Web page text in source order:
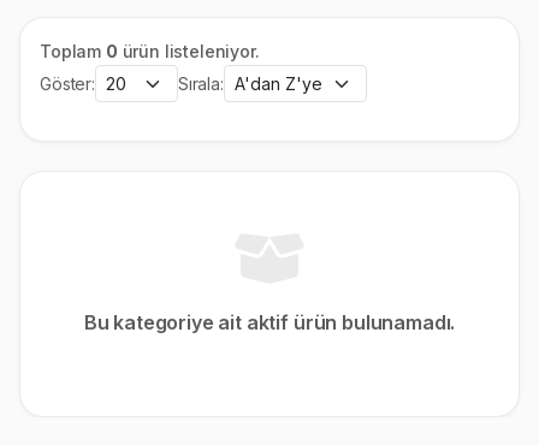
Toplam 0 ürün listeleniyor.
Göster:
Sırala:
Bu kategoriye ait aktif ürün bulunamadı.